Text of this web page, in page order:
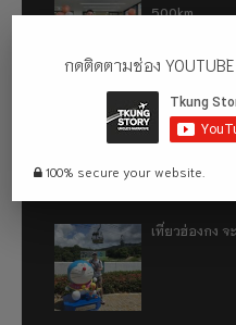
500km
เที่ยวฮ่องกง จ
เที่ยวฮ่องกง จ
กดติดตามช่อง
100% secure your website.